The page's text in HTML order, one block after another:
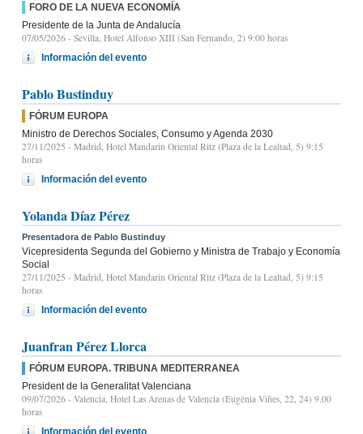
FORO DE LA NUEVA ECONOMÍA
Presidente de la Junta de Andalucía
07/05/2026 - Sevilla, Hotel Alfonso XIII (San Fernando, 2) 9:00 horas
Información del evento
Pablo Bustinduy
FÓRUM EUROPA
Ministro de Derechos Sociales, Consumo y Agenda 2030
27/11/2025 - Madrid, Hotel Mandarin Oriental Ritz (Plaza de la Lealtad, 5) 9:15
horas
Información del evento
Yolanda Díaz Pérez
Presentadora de Pablo Bustinduy
Vicepresidenta Segunda del Gobierno y Ministra de Trabajo y Economía
Social
27/11/2025 - Madrid, Hotel Mandarin Oriental Ritz (Plaza de la Lealtad, 5) 9:15
horas
Información del evento
Juanfran Pérez Llorca
FÓRUM EUROPA. TRIBUNA MEDITERRANEA
President de la Generalitat Valenciana
09/07/2026 - Valencia, Hotel Las Arenas de Valencia (Eugènia Viñes, 22, 24) 9.00
horas
Información del evento